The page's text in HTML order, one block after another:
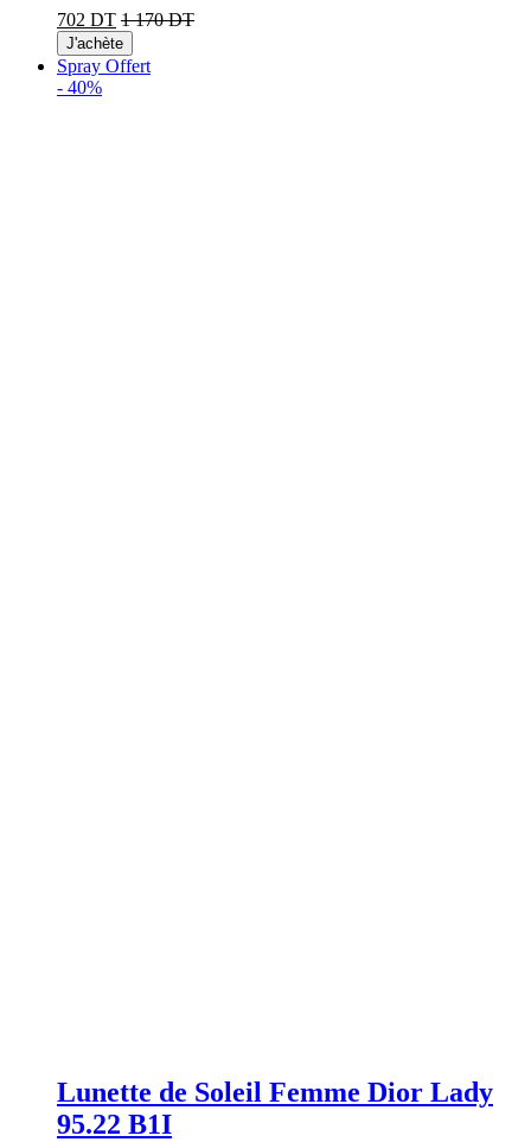
702 DT 1 170 DT
J'achète
Spray Offert
- 40%
Lunette de Soleil Femme Dior Lady
95.22 B1I